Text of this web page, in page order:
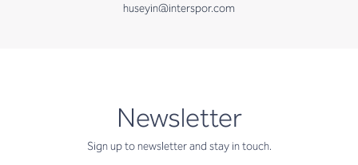
huseyin@interspor.com
Newsletter
Sign up to newsletter and stay in touch.
newsletter